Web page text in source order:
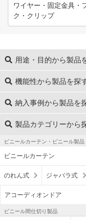
ワイヤー・固定金具・
ク・クリップ
用途・目的から製品
機能性から製品を探
納入事例から製品を
製品カテゴリーから
ビニールカーテン・ビニール製品
ビニールカーテン
のれん式 ジャバラ式
アコーディオンドア
ビニール間仕切り製品